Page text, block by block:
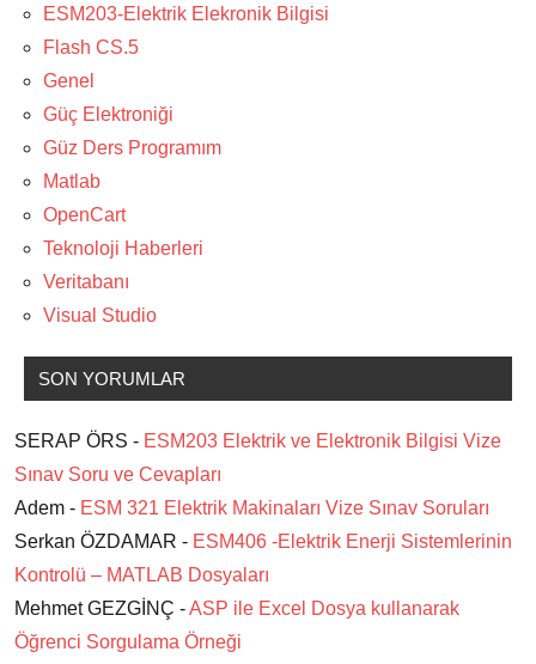
ESM203-Elektrik Elekronik Bilgisi
Flash CS.5
Genel
Güç Elektroniği
Güz Ders Programım
Matlab
OpenCart
Teknoloji Haberleri
Veritabanı
Visual Studio
SON YORUMLAR
SERAP ÖRS - ESM203 Elektrik ve Elektronik Bilgisi Vize
Sınav Soru ve Cevapları
Adem - ESM 321 Elektrik Makinaları Vize Sınav Soruları
Serkan ÖZDAMAR - ESM406 -Elektrik Enerji Sistemlerinin
Kontrolü – MATLAB Dosyaları
Mehmet GEZGİNÇ -ASP ile Excel Dosya kullanarak
Öğrenci Sorgulama Örneği